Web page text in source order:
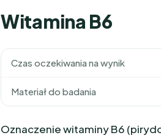
Witamina B6
Czas oczekiwania na wynik
Materiał do badania
Oznaczenie witaminy B6